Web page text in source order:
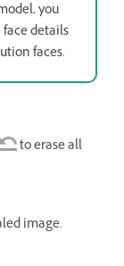
you
details
faces.
to erase all
image.